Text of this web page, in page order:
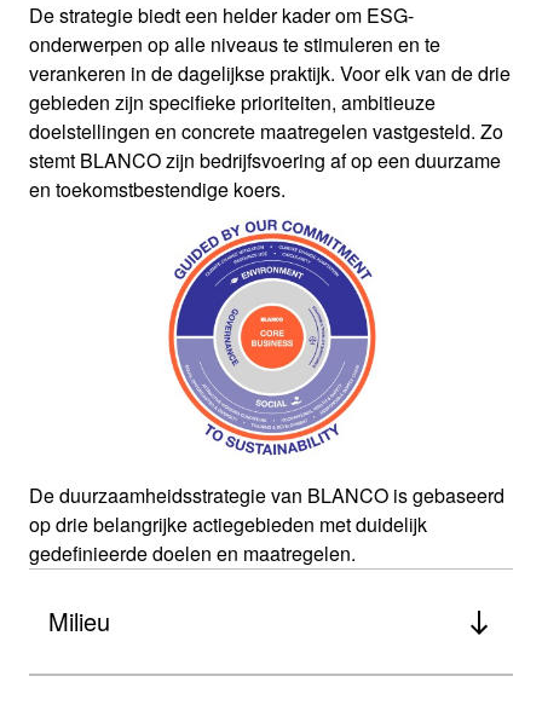
De strategie biedt een helder kader om ESG-
onderwerpen op alle niveaus te stimuleren en te
verankeren in de dagelijkse praktijk. Voor elk van de drie
gebieden zijn specifieke prioriteiten, ambitieuze
doelstellingen en concrete maatregelen vastgesteld. Zo
stemt BLANCO zijn bedrijfsvoering af op een duurzame
en toekomstbestendige koers.
De duurzaamheidsstrategie van BLANCO is gebaseerd
op drie belangrijke actiegebieden met duidelijk
gedefinieerde doelen en maatregelen.
Milieu